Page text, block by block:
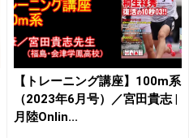
【トレーニング講座】100m系
（2023年6月号）／宮田貴志 |
月陸Onlin...